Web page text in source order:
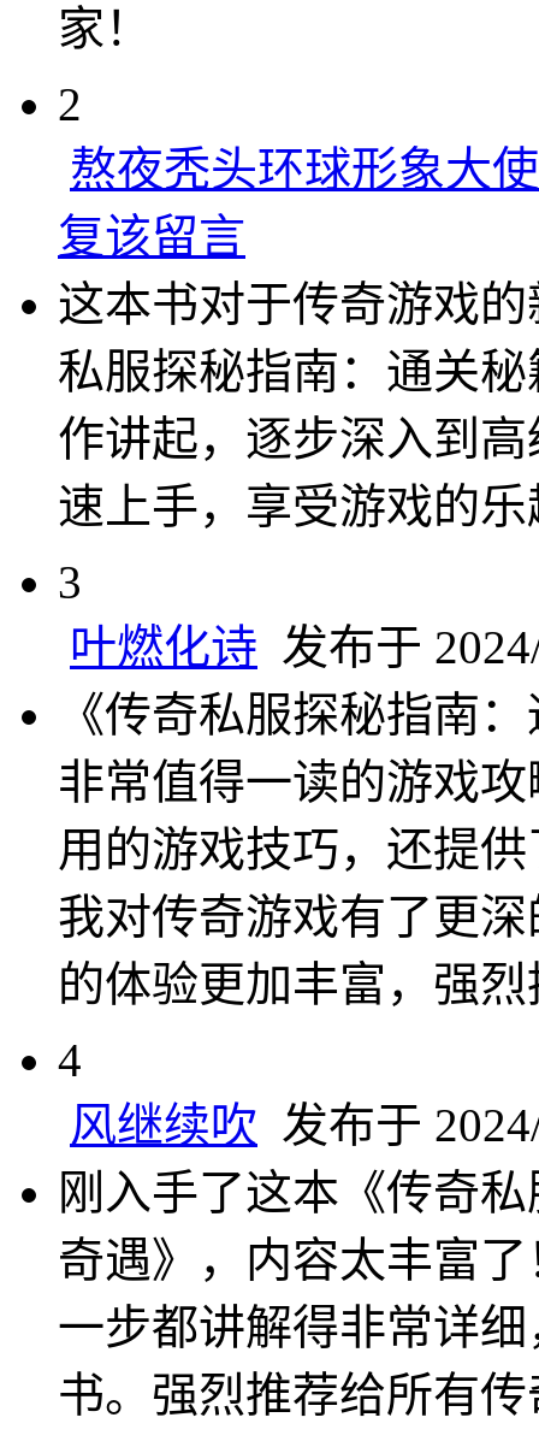
家！
2
熬夜秃头环球形象大使
复该留言
这本书对于传奇游戏
私服探秘指南：通关
作讲起，逐步深入到
速上手，享受游戏的
3
叶燃化诗 发布于
《传奇私服探秘指南
非常值得一读的游戏
用的游戏技巧，还提
我对传奇游戏有了更
的体验更加丰富，强
4
风继续吹 发布于
刚入手了这本《传奇
奇遇》，内容太丰富
一步都讲解得非常详
书。强烈推荐给所有